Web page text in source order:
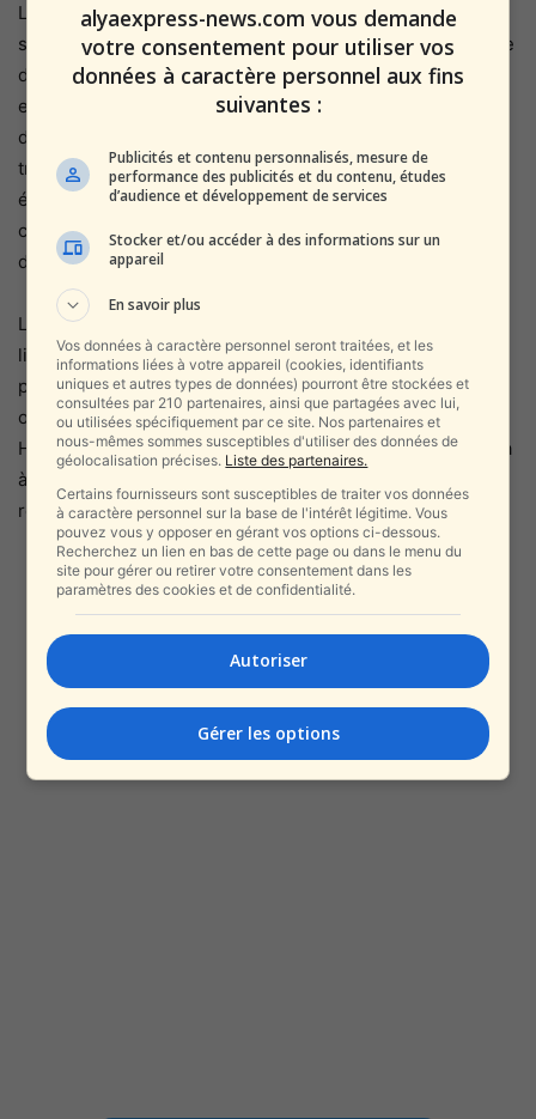
Le député Levy : « Nous ne devons pas garder le silence
sur le levain pour relever les défis que le Hezbollah essaie
de poser à Israël. J’ai l’impression que l’armée israélienne
est préparée aux différents scénarios et comprend bien le
défi. Les tentatives transparentes du Hezbollah de
transformer la question du gaz dans la ligne maritime
économique en un différend insoluble entre les pays
comme excuse pour de nouvelles frictions, ne
dissuaderont pas Israël . »
Le président de la Knesset a souligné que l’accord sur la
ligne maritime économique est dans l’intérêt des deux
pays : « Le moyen d’y parvenir passe par des négociations
ouvertes entre eux et non par les vaines menaces du
Hezbollah. D’une manière ou d’une autre, Israël continuera
à défendre ses droits et exercer sa souveraineté et ses
ressources dans tout un lieu qui lui appartient. »
alyaexpress-news.com vous demande
votre consentement pour utiliser vos
données à caractère personnel aux fins
suivantes :
Publicités et contenu personnalisés, mesure de
performance des publicités et du contenu, études
d’audience et développement de services
Stocker et/ou accéder à des informations sur un
appareil
En savoir plus
Vos données à caractère personnel seront traitées, et les
informations liées à votre appareil (cookies, identifiants
uniques et autres types de données) pourront être stockées et
consultées par 210 partenaires, ainsi que partagées avec lui,
ou utilisées spécifiquement par ce site. Nos partenaires et
nous-mêmes sommes susceptibles d'utiliser des données de
géolocalisation précises. Liste des partenaires.
Certains fournisseurs sont susceptibles de traiter vos données
à caractère personnel sur la base de l'intérêt légitime. Vous
pouvez vous y opposer en gérant vos options ci-dessous.
Recherchez un lien en bas de cette page ou dans le menu du
site pour gérer ou retirer votre consentement dans les
paramètres des cookies et de confidentialité.
Autoriser
Gérer les options